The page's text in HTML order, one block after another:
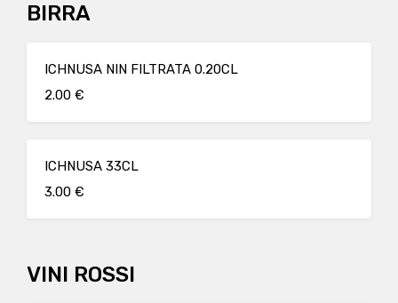
BIRRA
ICHNUSA NIN FILTRATA 0.20CL
2.00 €
ICHNUSA 33CL
3.00 €
VINI ROSSI